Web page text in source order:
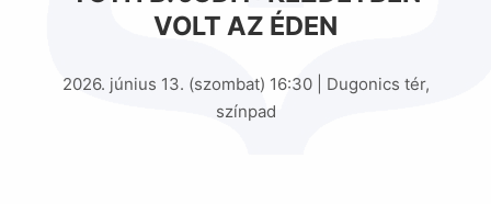
VOLT AZ ÉDEN
2026. június 13. (szombat) 16:30 | Dugonics tér,
színpad